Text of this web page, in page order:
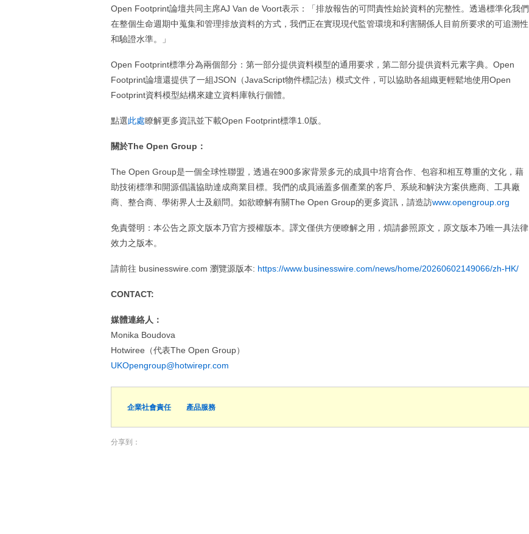
Open Footprint論壇共同主席AJ Van de Voort表示：「排放報告的可問責性始於資料的完整性。透過標準化我們
在整個生命週期中蒐集和管理排放資料的方式，我們正在實現現代監管環境和利害關係人目前所要求的可追溯性
和驗證水準。」
Open Footprint標準分為兩個部分：第一部分提供資料模型的通用要求，第二部分提供資料元素字典。Open
Footprint論壇還提供了一組JSON（JavaScript物件標記法）模式文件，可以協助各組織更輕鬆地使用Open
Footprint資料模型結構來建立資料庫執行個體。
點選此處瞭解更多資訊並下載Open Footprint標準1.0版。
關於The Open Group：
The Open Group是一個全球性聯盟，透過在900多家背景多元的成員中培育合作、包容和相互尊重的文化，藉
助技術標準和開源倡議協助達成商業目標。我們的成員涵蓋多個產業的客戶、系統和解決方案供應商、工具廠
商、整合商、學術界人士及顧問。如欲瞭解有關The Open Group的更多資訊，請造訪www.opengroup.org
免責聲明：本公告之原文版本乃官方授權版本。譯文僅供方便瞭解之用，煩請參照原文，原文版本乃唯一具法律
效力之版本。
請前往 businesswire.com 瀏覽源版本: https://www.businesswire.com/news/home/20260602149066/zh-HK/
CONTACT:
媒體連絡人：
Monika Boudova
Hotwiree（代表The Open Group）
UKOpengroup@hotwirepr.com
企業社會責任 產品服務
分享到：